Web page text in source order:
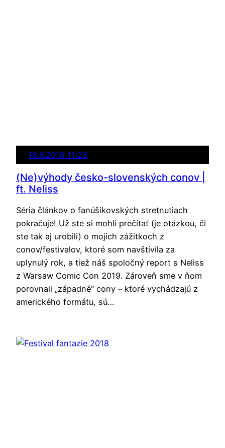
18.6.2019 11:23
(Ne)výhody česko-slovenských conov |
ft. Neliss
Séria článkov o fanúšikovských stretnutiach
pokračuje! Už ste si mohli prečítať (je otázkou, či
ste tak aj urobili) o mojich zážitkoch z
conov/festivalov, ktoré som navštívila za
uplynulý rok, a tiež náš spoločný report s Neliss
z Warsaw Comic Con 2019. Zároveň sme v ňom
porovnali „západné“ cony – ktoré vychádzajú z
amerického formátu, sú…